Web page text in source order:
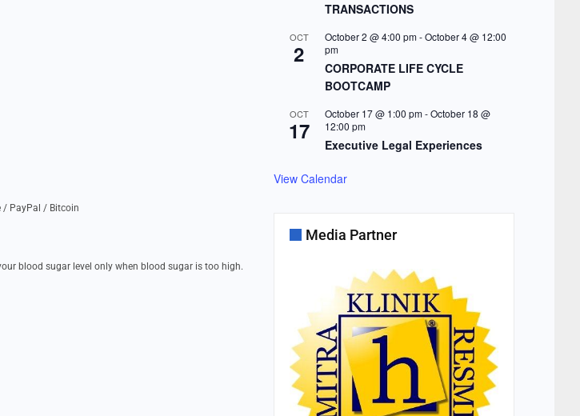
/ PayPal / Bitcoin
blood sugar level only when blood sugar is too high.
TRANSACTIONS
OCT
2
October 2 @ 4:00 pm-October 4 @ 12:00
pm
CORPORATE LIFE CYCLE
BOOTCAMP
OCT
17
October 17 @ 1:00 pm-October 18 @
12:00 pm
Executive Legal Experiences
View Calendar
Media Partner